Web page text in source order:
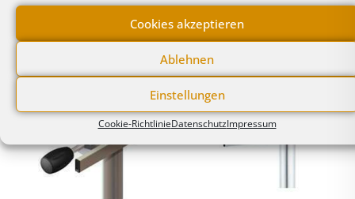
Cookies akzeptieren
Ablehnen
Einstellungen
Cookie-RichtlinieDatenschutzImpressum